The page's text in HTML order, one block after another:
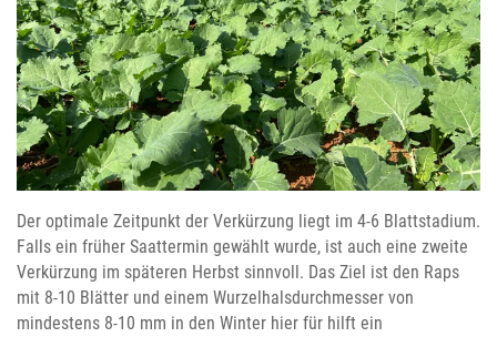
Der optimale Zeitpunkt der Verkürzung liegt im 4-6 Blattstadium.
Falls ein früher Saattermin gewählt wurde, ist auch eine zweite
Verkürzung im späteren Herbst sinnvoll. Das Ziel ist den Raps
mit 8-10 Blätter und einem Wurzelhalsdurchmesser von
mindestens 8-10 mm in den Winter hier für hilft ein